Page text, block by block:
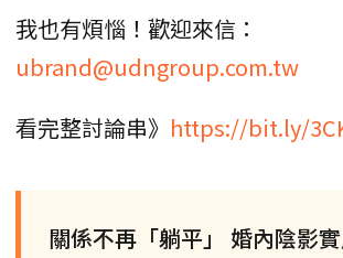
我也有煩惱！歡迎來信：
ubrand@udngroup.com.tw
看完整討論串》 https://bit.ly/
關係不再「躺平」 婚內陰影